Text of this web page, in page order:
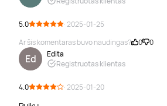
5.0
· 2025-01-25
Ar šis komentaras buvo naudingas?
0 0
Ed
Edita
Registruotas klientas
4.0 · 2025-01-20